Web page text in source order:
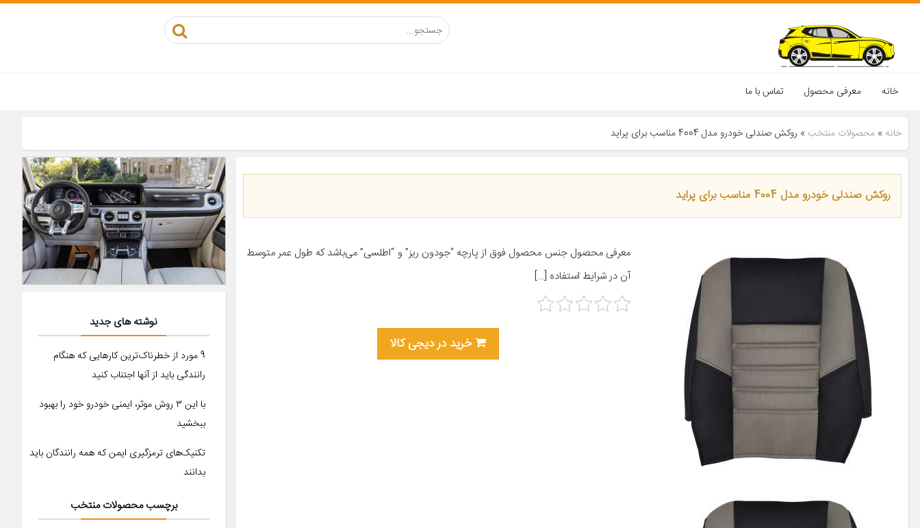
خانه معرفی محصول تماس با ما
خانه » محصولات منتخب » روکش صندلی خودرو مدل 4004 مناسب برای پراید
روکش صندلی خودرو مدل 4004 مناسب برای پراید
معرفی محصول جنس محصول فوق از پارچه “جودون ریز” و “اطلسی” می‌باشد که طول عمر متوسط
آن در شرایط استفاده […]
خرید در دیجی کالا
نوشته های جدید
9 مورد از خطرناک‌ترین کارهایی که هنگام
رانندگی باید از آنها اجتناب کنید
با این ۳ روش موثر، ایمنی خودرو خود را بهبود
ببخشید
تکنیک‌های ترمزگیری ایمن که همه رانندگان باید
بدانند
برچسب محصولات منتخب